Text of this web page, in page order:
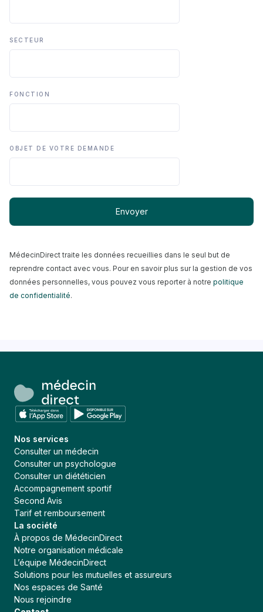
SECTEUR
FONCTION
OBJET DE VOTRE DEMANDE
MédecinDirect traite les données recueillies dans le seul but de
reprendre contact avec vous. Pour en savoir plus sur la gestion de vos
données personnelles, vous pouvez vous reporter à notre politique
de confidentialité.
Nos services
Consulter un médecin
Consulter un psychologue
Consulter un diététicien
Accompagnement sportif
Second Avis
Tarif et remboursement
La société
À propos de MédecinDirect
Notre organisation médicale
L’équipe MédecinDirect
Solutions pour les mutuelles et assureurs
Nos espaces de Santé
Nous rejoindre